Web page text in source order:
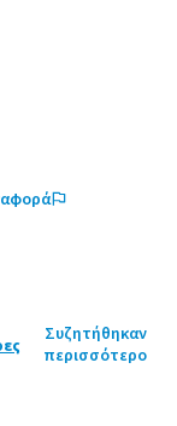
Συζητήθηκαν
περισσότερο